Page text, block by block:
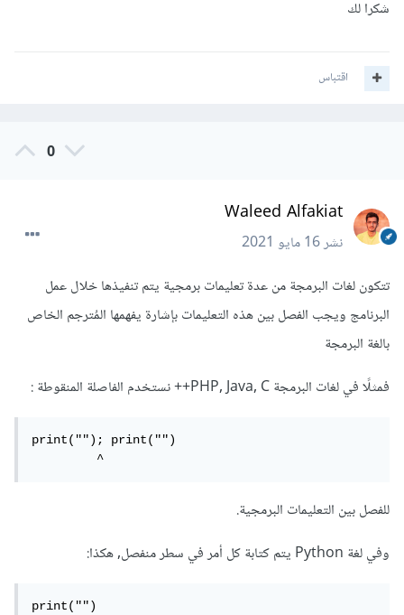
شكرا لك
اقتباس
0
Waleed Alfakiat
نشر16 مايو 2021
تتكون لغات البرمجة من عدة تعليمات برمجية يتم تنفيذها خلال عمل
البرنامج ويجب الفصل بين هذه التعليمات بإشارة يفهمها المُترجم الخاص
بالغة البرمجة
فمثلًا في لغات البرمجة PHP, Java, C++ نستخدم الفاصلة المنقوطة :
print(""); print("")
         ^
للفصل بين التعليمات البرمجية.
وفي لغة Python يتم كتابة كل أمر في سطر منفصل, هكذا:
print("")